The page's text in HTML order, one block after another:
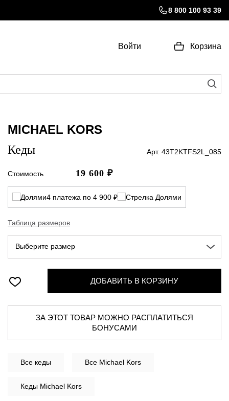
8 800 100 93 39
Войти Корзина
MICHAEL KORS
Кеды Арт. 43T2KTFS2L_085
Стоимость 19 600 ₽
4 платежа по 4 900 ₽
Таблица размеров
Выберите размер
ДОБАВИТЬ В КОРЗИНУ
ЗА ЭТОТ ТОВАР МОЖНО РАСПЛАТИТЬСЯ
БОНУСАМИ
Все кеды Все Michael Kors
Кеды Michael Kors